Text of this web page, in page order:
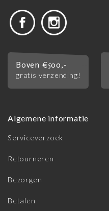
Boven €500,-
gratis verzending!
Algemene informatie
Serviceverzoek
Retourneren
Bezorgen
Betalen